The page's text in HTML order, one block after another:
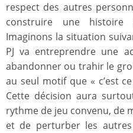
respect des autres
construire une histoire
Imaginons la situation
PJ va entreprendre une
abandonner ou trahir le
au seul motif que « c’est
Cette décision aura
rythme de jeu convenu, de
et de perturber les